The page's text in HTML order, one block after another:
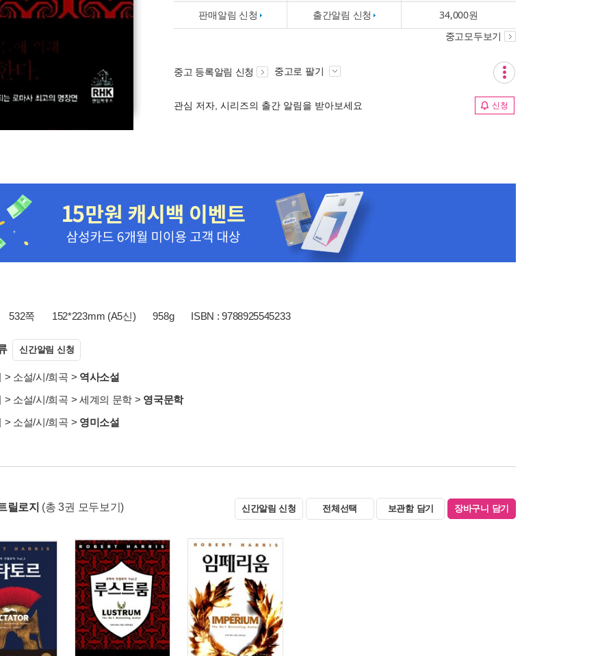
판매알림 신청 출간알림 신청 34,000원
중고모두보기
중고 등록알림 신청 중고로 팔기
관심 저자, 시리즈의 출간 알림을 받아보세요 신청
532쪽 152*223mm (A5신) 958g ISBN : 9788925545233
신간알림 신청
> 소설/시/희곡 > 역사소설
> 소설/시/희곡 > 세계의 문학 > 영국문학
> 소설/시/희곡 > 영미소설
릴로지 (총 3권 모두보기) 신간알림 신청 전체선택 보관함 담기 장바구니 담기